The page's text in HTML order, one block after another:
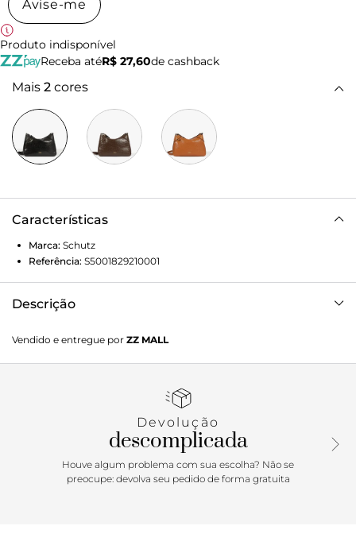
Avise-me
Produto indisponível
Receba atéR$ 27,60de cashback
Mais 2 cores
Características
Marca: Schutz
Referência: S5001829210001
Descrição
sofisticação que seu look precisa! Com elegantes recortes
de couro nas laterais e uma charmosa meia-argola dourada
funcionalidade de uma forma super cool. O fechamento
ajustável oferece conforto e versatilidade para o dia a dia.
Aposte! Comprimento da alça: 50,5 cm | Largura da alça: 1,5
Vendido e entregue por ZZ MALL
Devolução
descomplicada
Houve algum problema com sua escolha? Não se
preocupe: devolva seu pedido de forma gratuita